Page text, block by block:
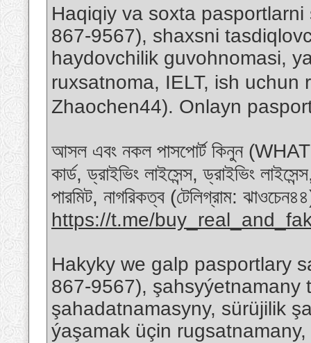
Haqiqiy va soxta
867-9567), shaxsni
haydovchilik guvohnomasi,
ruxsatnoma, IELT, ish uchun
Zhaochen44). Onlayn
আসল এবং নকল পাসপোর্ট কিনুন
কার্ড, ড্রাইভিং লাইসেন্স, ড্রাইভিং
পারমিট, নাগরিকত্ব (টেলিগ্রাম:
https://t.me/
Hakyky we galp pasportlary
867-9567), şahsyýetnamany
şahadatnamasyny, sürüjilik
ýaşamak üçin